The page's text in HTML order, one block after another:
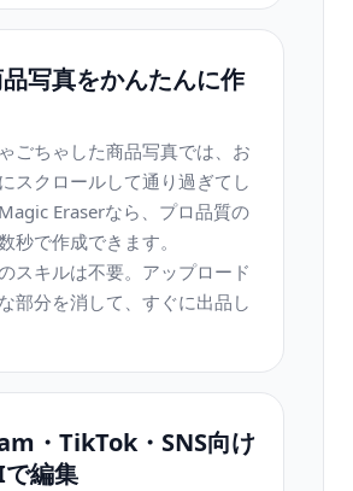
写真をかんたんに作
ごちゃした商品写真では、お
スクロールして通り過ぎてし
Eraserなら、プロ品質の
秒で作成できます。
スキルは不要。アップロード
部分を消して、すぐに出品し
・TikTok・SNS向け
編集